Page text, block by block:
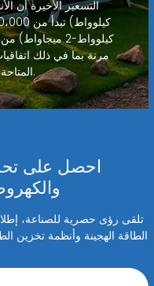
مرنة بما في ذلك
المتاحة للمشاريع التجارية.
احصل على
تلقى رؤى حصرية للصناعة،
الطاقة الهجينة وأنظمة تخزين